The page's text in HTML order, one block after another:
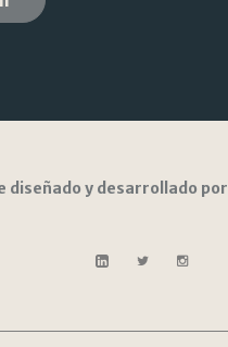
diseñado y desarrollado por